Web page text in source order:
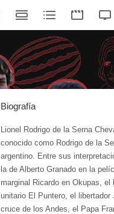
Biografía
Lionel Rodrigo de la Serna
conocido como Rodrigo de la
argentino. Entre sus
la de Alberto Granado en la
marginal Ricardo en Okupas,
unitario El Puntero, el
cruce de los Andes, el Papa